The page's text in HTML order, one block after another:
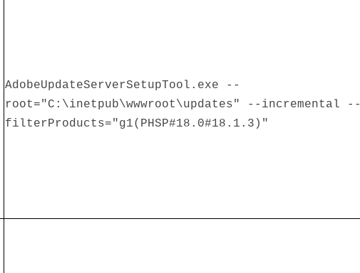
AdobeUpdateServerSetupTool.exe --
root="C:\inetpub\wwwroot\updates" --incremental --
filterProducts="g1(PHSP#18.0#18.1.3)"